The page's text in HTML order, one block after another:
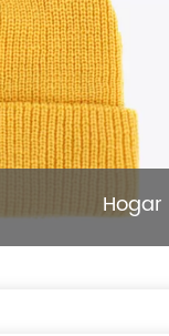
Hogar